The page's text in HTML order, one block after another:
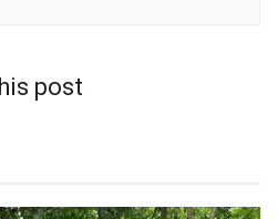
post